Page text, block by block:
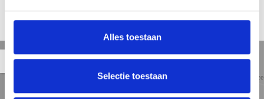
Alles toestaan
Selectie toestaan
Straat
Satelliet
Kaart
5 min 10 min 15 min